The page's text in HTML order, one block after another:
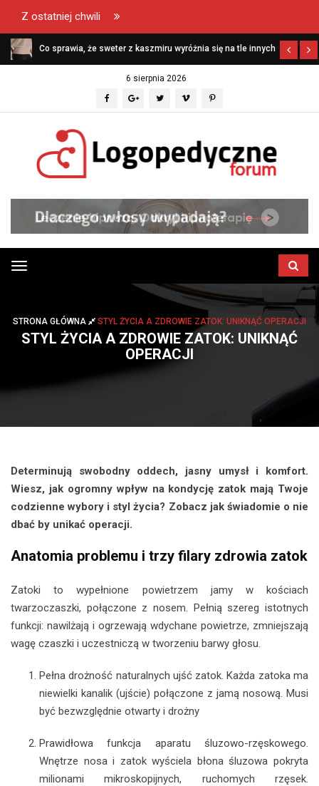
Z ostatniej chwili
Co sprawia, że sweter z kaszmiru wyróżnia się na tle innych
6 sierpnia 2026
Przełącz
STRONA GŁÓWNA STYL ŻYCIA A ZDROWIE ZATOK: UNIKNĄĆ OPERACJI
STYL ŻYCIA A ZDROWIE ZATOK: UNIKNĄĆ
OPERACJI
Determinują swobodny oddech, jasny umysł i komfort.
Wiesz, jak ogromny wpływ na kondycję zatok mają Twoje
codzienne wybory i styl życia? Zobacz jak świadomie o nie
dbać by unikać operacji.
Anatomia problemu i trzy filary zdrowia zatok
Zatoki to wypełnione powietrzem jamy w kościach
twarzoczaszki, połączone z nosem. Pełnią szereg istotnych
funkcji: nawilżają i ogrzewają wdychane powietrze, zmniejszają
wagę czaszki i uczestniczą w tworzeniu barwy głosu.
Pełna drożność naturalnych ujść zatok. Każda zatoka ma
niewielki kanalik (ujście) połączone z jamą nosową. Musi
być bezwzględnie otwarty i drożny
Prawidłowa funkcja aparatu śluzowo-rzęskowego.
Wnętrze nosa i zatok wyściela błona śluzowa pokryta
milionami mikroskopijnych, ruchomych rzęsek.